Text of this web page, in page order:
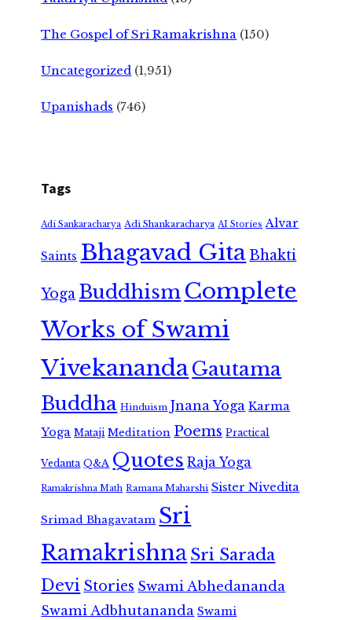
The Gospel of Sri Ramakrishna (150)
Uncategorized (1,951)
Upanishads (746)
Tags
Adi Sankaracharya Adi Shankaracharya AI Stories Alvar
Saints Bhagavad GitaBhakti
Yoga Buddhism Complete
Works of Swami
VivekanandaGautama
Buddha Hinduism Jnana Yoga Karma
Yoga Mataji Meditation Poems Practical
Vedanta Q&A Quotes Raja Yoga
Ramakrishna Math Ramana Maharshi Sister Nivedita
Srimad Bhagavatam Sri
RamakrishnaSri Sarada
Devi Stories Swami Abhedananda
Swami Adbhutananda Swami